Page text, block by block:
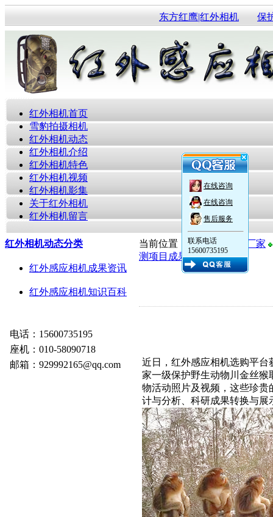
东方红鹰|红外相机 保
红外相机首页
雪豹拍摄相机
红外相机动态
红外相机介绍
红外相机特色
红外相机视频
红外相机影集
关于红外相机
红外相机留言
红外相机动态分类
红外感应相机成果资讯
红外感应相机知识百科
电话：15600735195
座机：010-58090718
邮箱：929992165@qq.com
当前位置： 红外感应相机厂家
测项目成果
近日，红外感应相机选购平
家一级保护野生动物川金丝
物活动照片及视频，这些珍
计与分析、科研成果转换与
在线咨询
在线咨询
售后服务
联系电话
15600735195